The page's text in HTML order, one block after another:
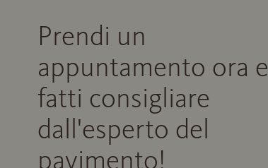
Prendi un
appuntamento ora e
fatti consigliare
dall'esperto del
pavimento!